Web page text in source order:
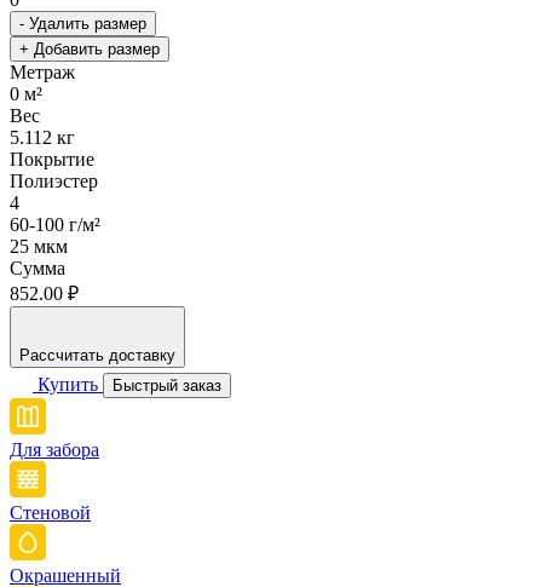
- Удалить размер
+ Добавить размер
Метраж
0 м²
Вес
5.112 кг
Покрытие
Полиэстер
4
60-100 г/м²
25 мкм
Сумма
852.00 ₽
Рассчитать доставку
Купить Быстрый заказ
Для забора
Стеновой
Окрашенный